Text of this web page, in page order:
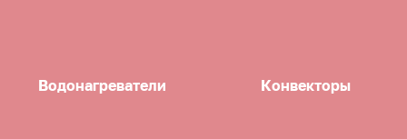
Водонагреватели Конвекторы